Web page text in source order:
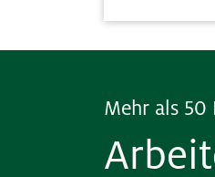
Mehr als 50